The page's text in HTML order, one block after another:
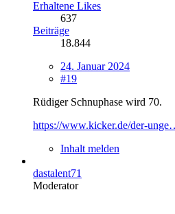
Erhaltene Likes
637
Beiträge
18.844
24. Januar 2024
#19
Rüdiger Schnuphase wird 70.
https://www.kicker.de/der-
Inhalt melden
dastalent71
Moderator